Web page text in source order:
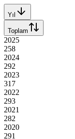
Yıl
Toplam
2025
258
2024
292
2023
317
2022
293
2021
282
2020
291